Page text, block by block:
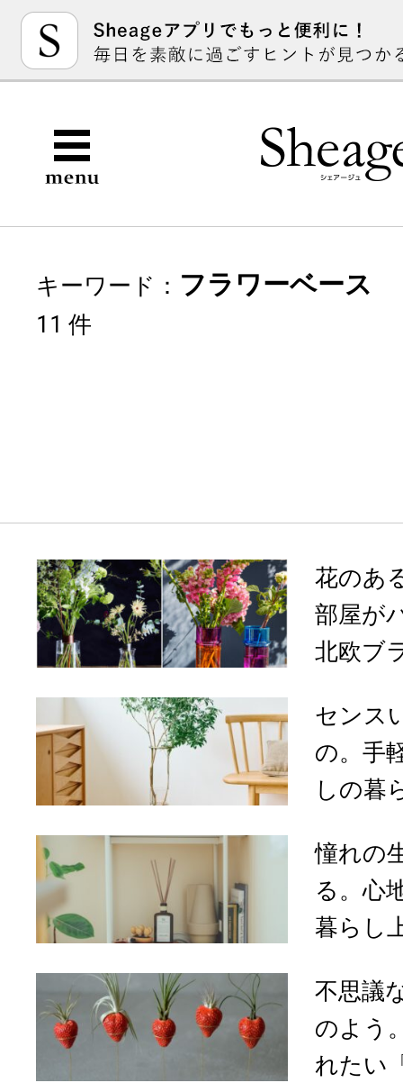
キーワード： フラワーベース
11 件
花のあ
部屋が
北欧ブ
センス
の。手
しの暮
憧れの
る。心
暮らし
不思議
のよう
れたい